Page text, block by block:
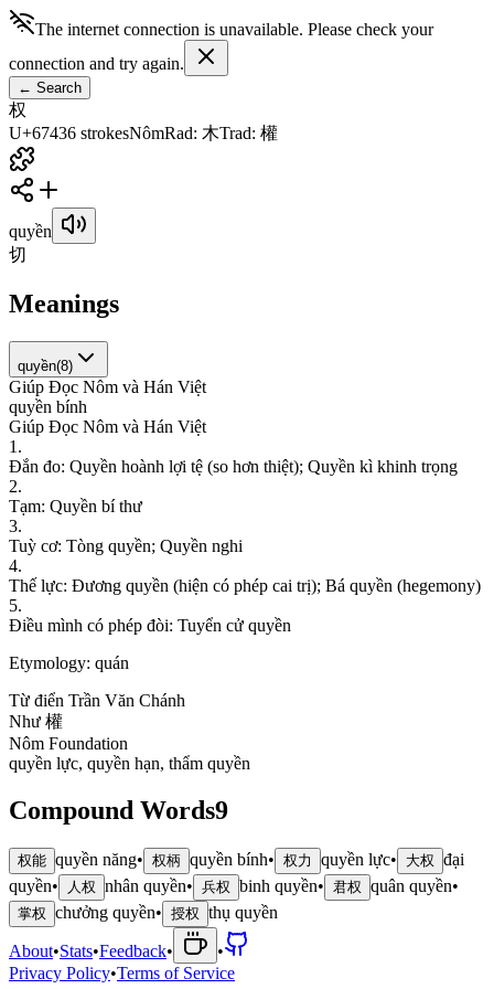
The internet connection is unavailable. Please check your
connection and try again.
← Search
权
U+67436 strokesNômRad: 木Trad: 權
quyền
切
Meanings
quyền(8)
Giúp Đọc Nôm và Hán Việt
quyền bính
Giúp Đọc Nôm và Hán Việt
1 .
Đắn đo: Quyền hoành lợi tệ (so hơn thiệt); Quyền kì khinh trọng
2.
Tạm: Quyền bí thư
3.
Tuỳ cơ: Tòng quyền; Quyền nghi
4.
Thế lực: Đương quyền (hiện có phép cai trị); Bá quyền (hegemony)
5.
Điều mình có phép đòi: Tuyển cử quyền
Etymology: quán
Từ điển Trần Văn Chánh
Như 權
Nôm Foundation
quyền lực, quyền hạn, thẩm quyền
Compound Words9
权能 quyền năng• 权柄 quyền bính• 权力 quyền lực• 大权 đại
quyền• 人权 nhân quyền• 兵权 binh quyền• 君权 quân quyền•
掌权 chưởng quyền• 授权 thụ quyền
About•Stats•Feedback•
•
Privacy Policy•Terms of Service